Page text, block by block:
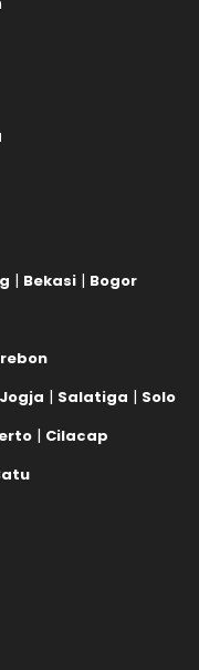
| Bekasi | Bogor
Jogja | Salatiga | Solo
| Cilacap